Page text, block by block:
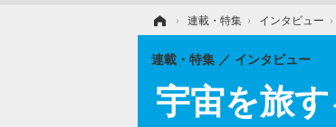
› 連載・特集 › インタビュー ›
宇宙を旅
連載・特集 インタビュー